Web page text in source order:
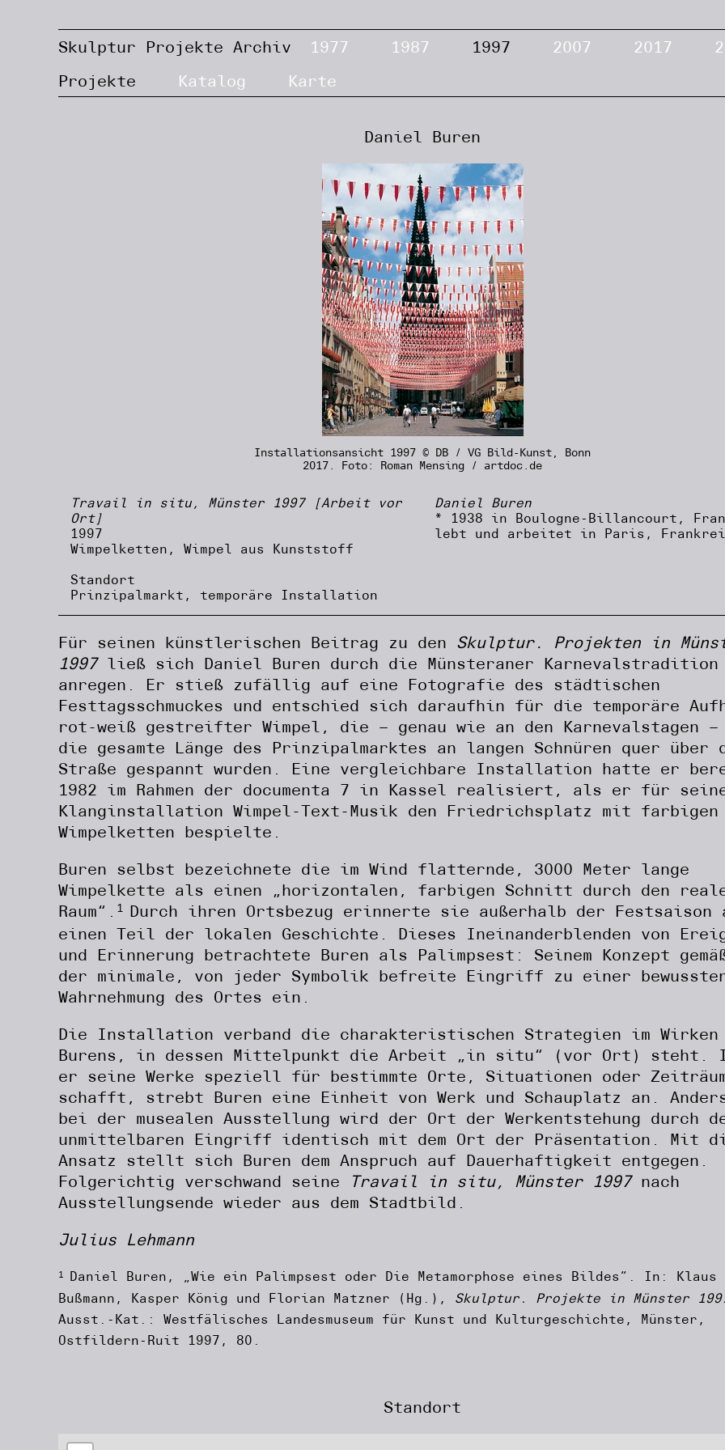
Skulptur Projekte Archiv 1977 1987 1997 2007 2017
Projekte
Katalog Karte
Daniel Buren
Installationsansicht 1997 © DB / VG Bild-Kunst, Bonn
2017. Foto: Roman Mensing / artdoc.de
Travail in situ, Münster 1997 [Arbeit vor
Ort]
1997
Wimpelketten, Wimpel aus Kunststoff
Standort
Prinzipalmarkt, temporäre Installation
Daniel Buren
* 1938 in Boulogne-Billancourt,
lebt und arbeitet in Paris,
Für seinen künstlerischen Beitrag zu den Skulptur. Projekten in
1997ließ sich Daniel Buren durch die Münsteraner Karnevalstradition
anregen. Er stieß zufällig auf eine Fotografie des städtischen
Festtagsschmuckes und entschied sich daraufhin für die temporäre
rot-weiß gestreifter Wimpel, die – genau wie an den Karnevalstagen –
die gesamte Länge des Prinzipalmarktes an langen Schnüren quer über
Straße gespannt wurden. Eine vergleichbare Installation hatte er
1982 im Rahmen der documenta 7 in Kassel realisiert, als er für
Klanginstallation Wimpel-Text-Musik den Friedrichsplatz mit farbigen
Wimpelketten bespielte.
Buren selbst bezeichnete die im Wind flatternde, 3000 Meter lange
Wimpelkette als einen „horizontalen, farbigen Schnitt durch den
Raum“.
1 Durch ihren Ortsbezug erinnerte sie außerhalb der Festsaison
einen Teil der lokalen Geschichte. Dieses Ineinanderblenden von
und Erinnerung betrachtete Buren als Palimpsest: Seinem Konzept
der minimale, von jeder Symbolik befreite Eingriff zu einer
Wahrnehmung des Ortes ein.
Die Installation verband die charakteristischen Strategien im Wirken
Burens, in dessen Mittelpunkt die Arbeit „in situ“ (vor Ort) steht.
er seine Werke speziell für bestimmte Orte, Situationen oder
schafft, strebt Buren eine Einheit von Werk und Schauplatz an.
bei der musealen Ausstellung wird der Ort der Werkentstehung durch
unmittelbaren Eingriff identisch mit dem Ort der Präsentation. Mit
Ansatz stellt sich Buren dem Anspruch auf Dauerhaftigkeit entgegen.
Folgerichtig verschwand seine
Travail in situ, Münster 1997nach
Ausstellungsende wieder aus dem Stadtbild.
Julius Lehmann
1 Daniel Buren, „Wie ein Palimpsest oder Die Metamorphose eines Bildes“. In: Klaus
Bußmann, Kasper König und Florian Matzner (Hg.), Skulptur. Projekte in Münster
Ausst.-Kat.: Westfälisches Landesmuseum für Kunst und Kulturgeschichte, Münster,
Ostfildern-Ruit 1997, 80.
Standort